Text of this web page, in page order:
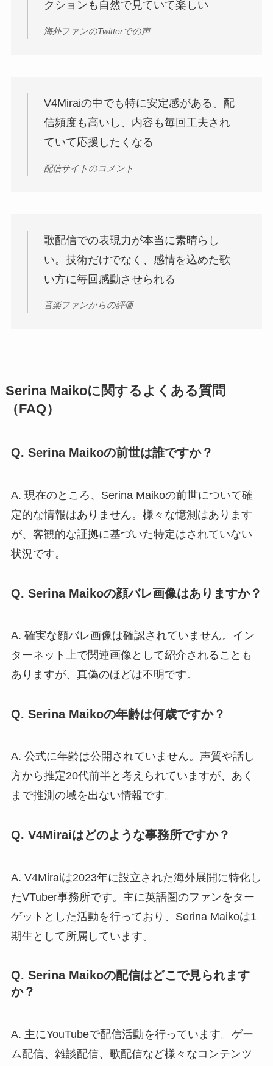
クションも自然で見ていて楽しい
海外ファンのTwitterでの声
V4Miraiの中でも特に安定感がある。配
信頻度も高いし、内容も毎回工夫され
ていて応援したくなる
配信サイトのコメント
歌配信での表現力が本当に素晴らし
い。技術だけでなく、感情を込めた歌
い方に毎回感動させられる
音楽ファンからの評価
Serina Maikoに関するよくある質問
（FAQ）
Q. Serina Maikoの前世は誰ですか？
A. 現在のところ、Serina Maikoの前世について確
定的な情報はありません。様々な憶測はあります
が、客観的な証拠に基づいた特定はされていない
状況です。
Q. Serina Maikoの顔バレ画像はありますか？
A. 確実な顔バレ画像は確認されていません。イン
ターネット上で関連画像として紹介されることも
ありますが、真偽のほどは不明です。
Q. Serina Maikoの年齢は何歳ですか？
A. 公式に年齢は公開されていません。声質や話し
方から推定20代前半と考えられていますが、あく
まで推測の域を出ない情報です。
Q. V4Miraiはどのような事務所ですか？
A. V4Miraiは2023年に設立された海外展開に特化し
たVTuber事務所です。主に英語圏のファンをター
ゲットとした活動を行っており、Serina Maikoは1
期生として所属しています。
Q. Serina Maikoの配信はどこで見られます
か？
A. 主にYouTubeで配信活動を行っています。ゲー
ム配信、雑談配信、歌配信など様々なコンテンツ